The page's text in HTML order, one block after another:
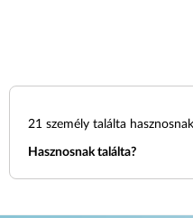
21 személy találta hasznosnak
Hasznosnak találta?